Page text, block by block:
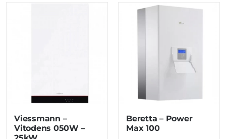
Viessmann –
Vitodens 050W –
Beretta – Power
Max 100